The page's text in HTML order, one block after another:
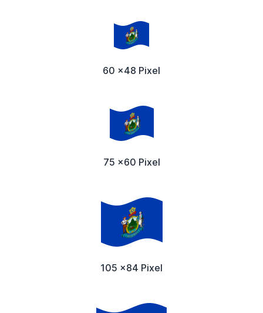
60 x48 Pixel
75 x60 Pixel
105 x84 Pixel